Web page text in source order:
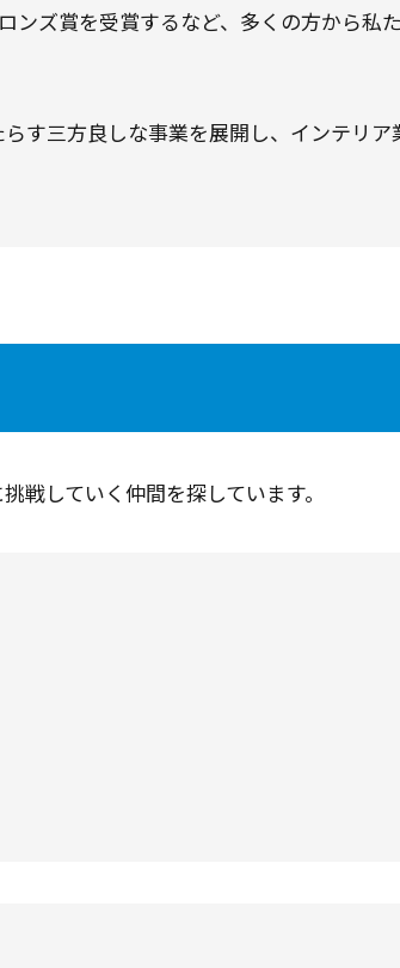
ンズ賞を受賞するなど、多くの方から私
す三方良しな事業を展開し、インテリ
戦していく仲間を探しています。